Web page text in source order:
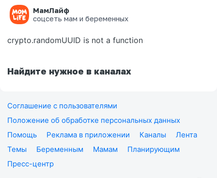
МамЛайф
соцсеть мам и беременных
Ошибка на странице
crypto.randomUUID is not a function
Найдите нужное в каналах
Соглашение с пользователями
Положение об обработке персональных данных
Помощь
Реклама в приложении Каналы
Лента
Темы
Беременным Мамам
Планирующим
Пресс-центр